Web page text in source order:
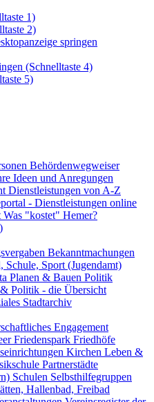
1)
2)
springen
(Schnelltaste 4)
5)
Behördenwegweiser
Ideen und Anregungen
Dienstleistungen von A-Z
- Dienstleistungen online
Was "kostet" Hemer?
Bekanntmachungen
Schule, Sport (Jugendamt)
Planen & Bauen Politik
Politik - die Übersicht
Stadtarchiv
Engagement
Friedenspark Friedhöfe
Kirchen Leben &
Partnerstädte
Schulen Selbsthilfegruppen
Hallenbad, Freibad